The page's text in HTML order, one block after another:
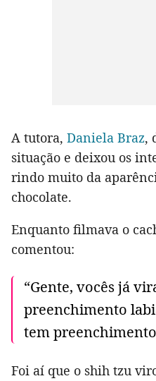
A tutora, Daniela Braz,
situação e deixou os
rindo muito da
chocolate.
Enquanto filmava o
comentou:
“Gente, vocês já
preenchimento
tem
Foi aí que o shih tzu